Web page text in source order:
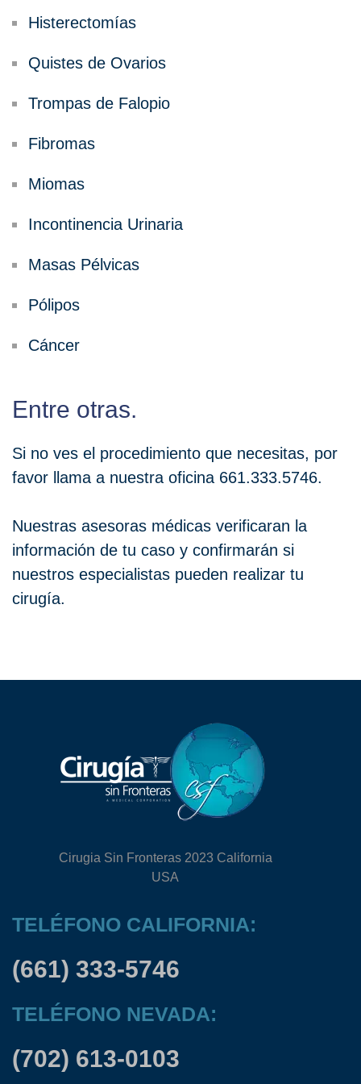
Histerectomías
Quistes de Ovarios
Trompas de Falopio
Fibromas
Miomas
Incontinencia Urinaria
Masas Pélvicas
Pólipos
Cáncer
Entre otras.
Si no ves el procedimiento que necesitas, por
favor llama a nuestra oficina 661.333.5746.
Nuestras asesoras médicas verificaran la
información de tu caso y confirmarán si
nuestros especialistas pueden realizar tu
cirugía.
Cirugia Sin Fronteras 2023 California
USA
TELÉFONO CALIFORNIA:
(661) 333-5746
TELÉFONO NEVADA:
(702) 613-0103